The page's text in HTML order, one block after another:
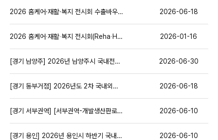
2026 홈케어·재활·복지 전시회 수출바우처 활용 참가 안내 - 중소벤처기업부 2026-06-18
2026 홈케어∙재활∙복지 전시회(Reha∙Homecare 2026) 개최 안내 2026-01-16
[경기 남양주] 2026년 남양주시 국내전시회 참가기업 지원사업( ~7.7.(화)18시) 2026-06-30
[경기 동부거점] 2026년도 2차 국내외전시박람회(중소기업 개발생산판로 맞춤형지원사업) ( ~ 6/26) 2026-06-18
[경기 서부권역] [서부권역-개발생산판로26] 국내외전시박람회참가지원_2( ~ 6/26) 2026-06-10
[경기 용인] 2026년 용인시 하반기 국내전시회 참가기업 지원사업 모집공고 ( ~6/19) 2026-06-10